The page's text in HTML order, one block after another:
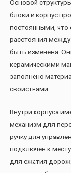
Основой
блоки и корпус
постоянными, что
расстояния
быть изменена.
керамическими
заполнено
свойствами.
Внутри корпуса
механизм для
ручку для
подключен к месту
для сжатия